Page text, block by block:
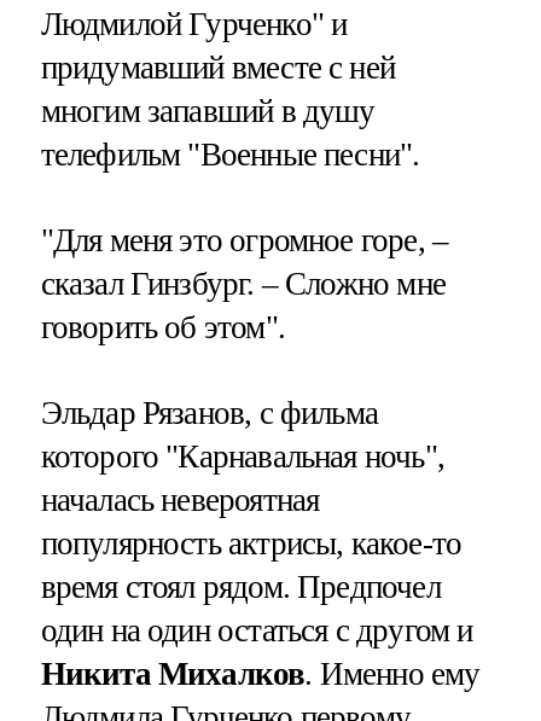
Людмилой Гурченко" и
придумавший вместе с ней
многим запавший в душу
телефильм "Военные песни".
"Для меня это огромное горе, –
сказал Гинзбург. – Сложно мне
говорить об этом".
Эльдар Рязанов, с фильма
которого "Карнавальная ночь",
началась невероятная
популярность актрисы, какое-то
время стоял рядом. Предпочел
один на один остаться с другом и
Никита Михалков. Именно ему